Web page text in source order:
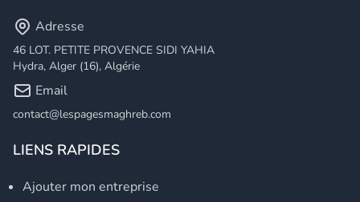
Adresse
46 LOT. PETITE PROVENCE SIDI YAHIA
Hydra, Alger (16), Algérie
Email
contact@lespagesmaghreb.com
LIENS RAPIDES
Ajouter mon entreprise